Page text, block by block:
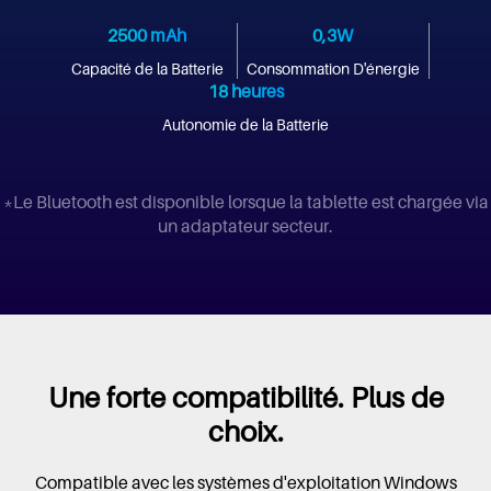
2500 mAh
Capacité de la Batterie
0,3W
Consommation D'énergie
18 heures
Autonomie de la Batterie
*Le Bluetooth est disponible lorsque la tablette est chargée via
un adaptateur secteur.
Une forte compatibilité. Plus de
choix.
Compatible avec les systèmes d'exploitation Windows